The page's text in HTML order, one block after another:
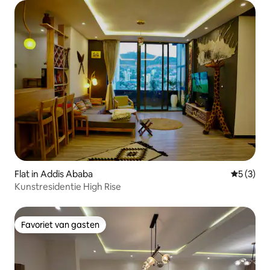
Flat in Addis Ababa
5 (3)
Kunstresidentie High Rise
Favoriet van gasten
Favoriet van gasten